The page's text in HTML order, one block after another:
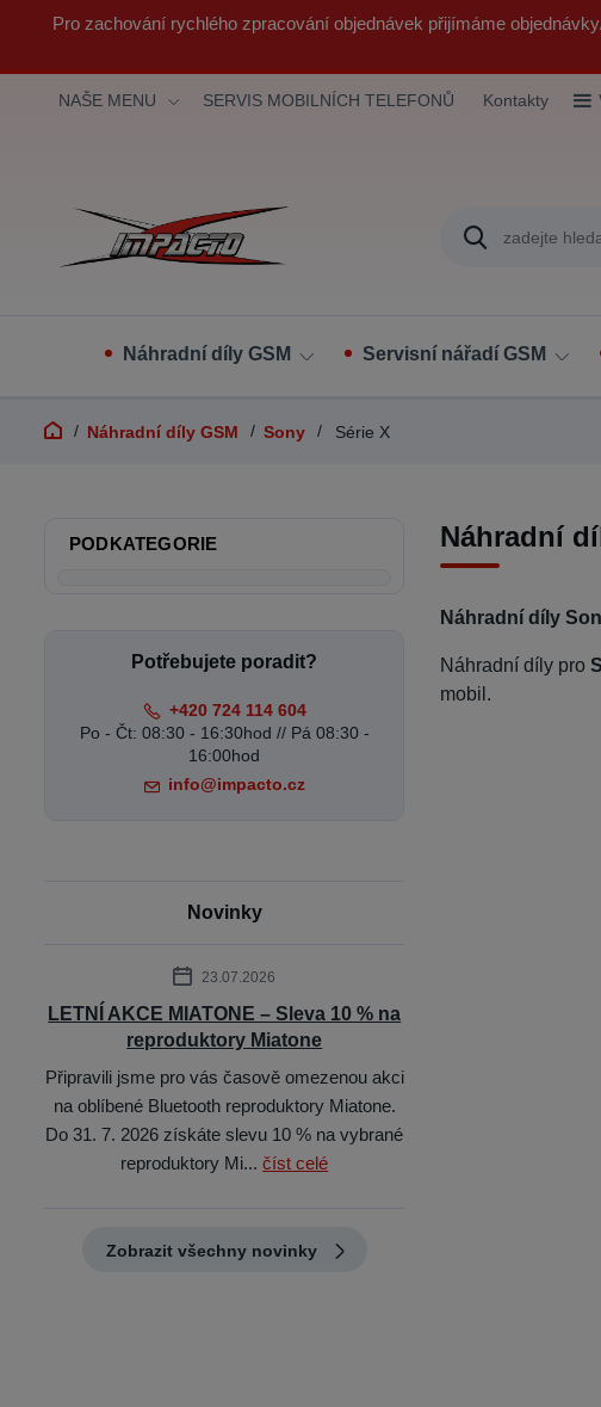
Pro zachování rychlého zpracování objednávek přijímáme
NAŠE MENU SERVIS MOBILNÍCH TELEFONŮ Kontakty
Náhradní díly GSM Servisní nářadí GSM
Náhradní díly GSM Sony Série X
Náhradní
Náhradní díly
Náhradní díly pro
mobil.
PODKATEGORIE
Potřebujete poradit?
+420 724 114 604
Po - Čt: 08:30 - 16:30hod // Pá 08:30 -
16:00hod
info@impacto.cz
Novinky
23.07.2026
LETNÍ AKCE MIATONE – Sleva 10 % na
reproduktory Miatone
Připravili jsme pro vás časově omezenou akci
na oblíbené Bluetooth reproduktory Miatone.
Do 31. 7. 2026 získáte slevu 10 % na vybrané
reproduktory Mi...číst celé
Zobrazit všechny novinky